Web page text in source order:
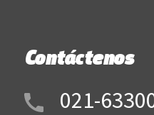
Contáctenos
021-